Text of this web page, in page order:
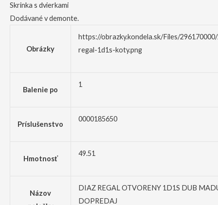
Skrinka s dvierkami
Dodávané v demonte.
Obrázky
https://obrazky.kondela.sk/Files/
regal-1d1s-koty.png
Balenie po
1
Príslušenstvo
0000185650
Hmotnosť
49.51
Názov
DIAZ REGAL OTVORENY 1D1S DUB
DOPREDAJ